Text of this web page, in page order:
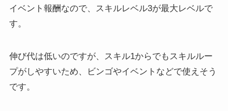
イベント報酬なので、スキルレベル3が最大レベルで
す。
伸び代は低いのですが、スキル1からでもスキルルー
プがしやすいため、ビンゴやイベントなどで使えそう
です。